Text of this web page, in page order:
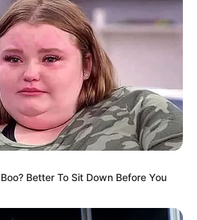
www.technikmuseum-dessau.d
Kossa - Führungen durch
Ausweichgefechtsstand der
in der Dübener Heide.
www.bunker-kossa.de .
in Deutschland:
Better To Sit Down Before You